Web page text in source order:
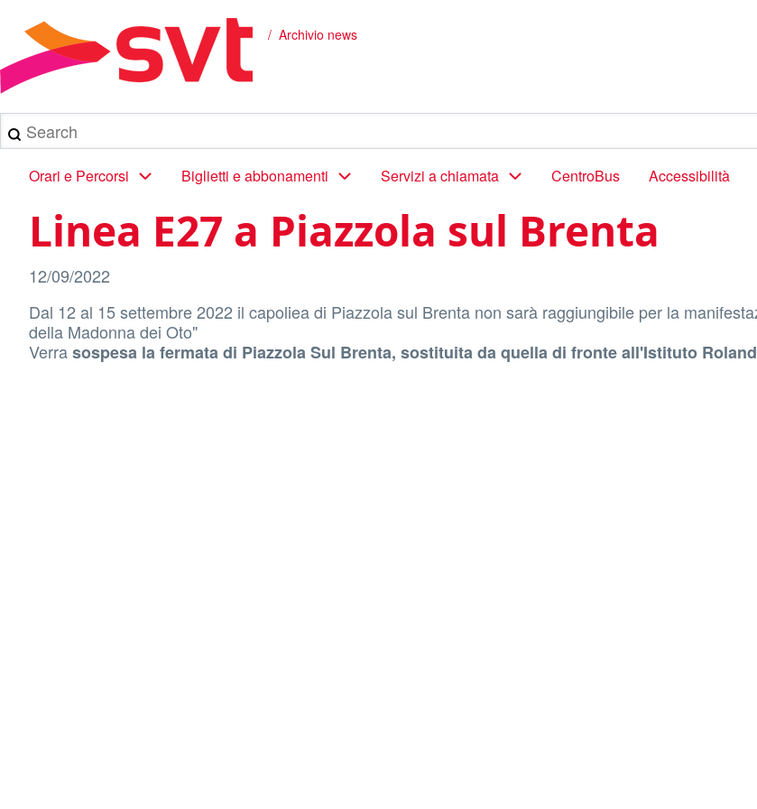
contenuto
principale
Briciole
di
pane
Archivio news
Search
Main
navigation
Orari e Percorsi Biglietti e abbonamenti Servizi a chiamata CentroBus Accessibilità
Linea E27 a Piazzola sul Brenta
12/09/2022
Dal 12 al 15 settembre 2022 il capoliea di Piazzola sul Brenta non sarà raggiungibile per la
della Madonna dei Oto"
Verrasospesa la fermata di Piazzola Sul Brenta, sostituita da quella di fronte all'Istituto